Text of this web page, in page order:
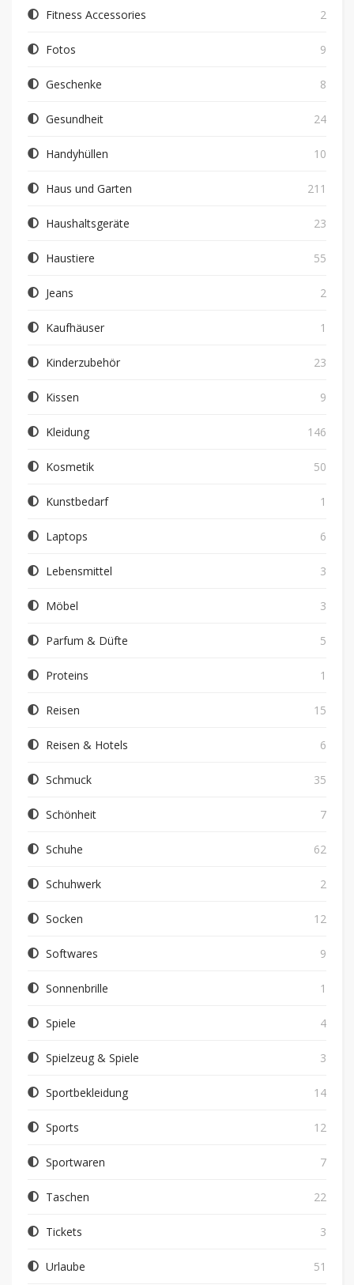
Fitness Accessories 2
Fotos 9
Geschenke 8
Gesundheit 24
Handyhüllen 10
Haus und Garten 211
Haushaltsgeräte 23
Haustiere 55
Jeans 2
Kaufhäuser 1
Kinderzubehör 23
Kissen 9
Kleidung 146
Kosmetik 50
Kunstbedarf 1
Laptops 6
Lebensmittel 3
Möbel 3
Parfum & Düfte 5
Proteins 1
Reisen 15
Reisen & Hotels 6
Schmuck 35
Schönheit 7
Schuhe 62
Schuhwerk 2
Socken 12
Softwares 9
Sonnenbrille 1
Spiele 4
Spielzeug & Spiele 3
Sportbekleidung 14
Sports 12
Sportwaren 7
Taschen 22
Tickets 3
Urlaube 51